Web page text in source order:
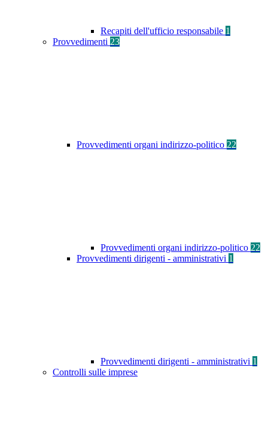
Recapiti dell'ufficio responsabile 1
Provvedimenti 23
Provvedimenti organi indirizzo-politico 22
Provvedimenti organi indirizzo-politico 22
Provvedimenti dirigenti - amministrativi 1
Provvedimenti dirigenti - amministrativi 1
Controlli sulle imprese